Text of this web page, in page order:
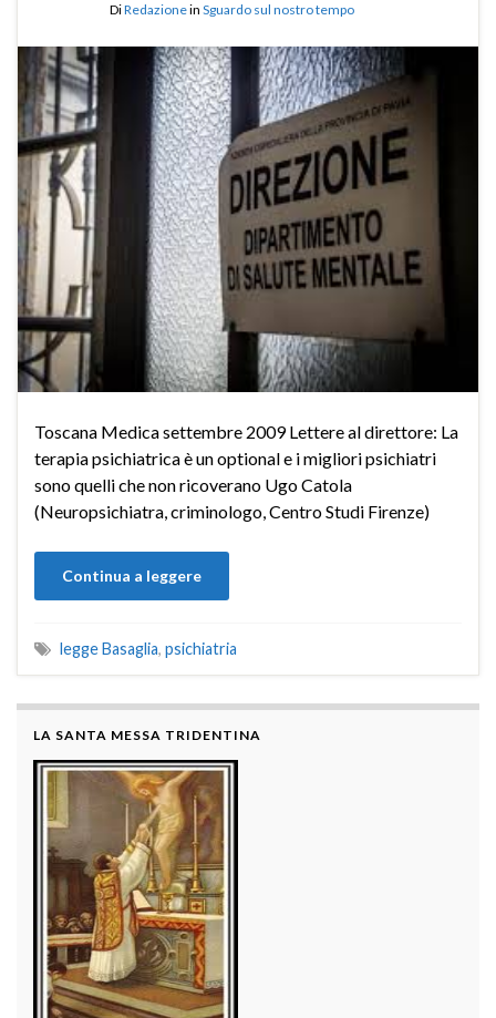
DiRedazionein Sguardo sul nostro tempo
Toscana Medica settembre 2009 Lettere al direttore: La
terapia psichiatrica è un optional e i migliori psichiatri
sono quelli che non ricoverano Ugo Catola
(Neuropsichiatra, criminologo, Centro Studi Firenze)
Continua a leggere
legge Basaglia, psichiatria
LA SANTA MESSA TRIDENTINA